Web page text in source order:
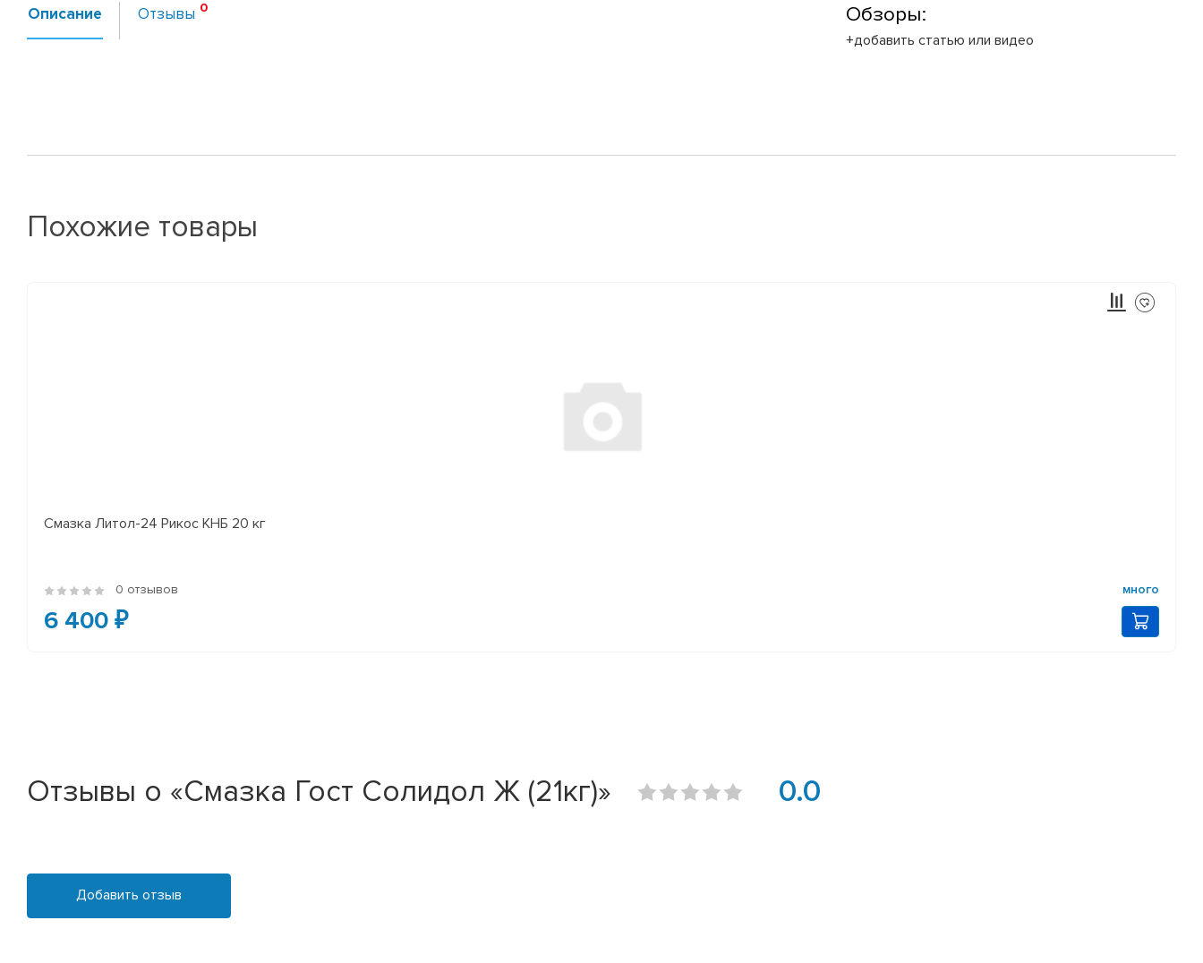
Описание Отзывы Обзоры:
+добавить статью или видео
Похожие товары
Смазка Литол-24 Рикос КНБ 20 кг
0 отзывов много
6 400 ₽
Отзывы о «Смазка Гост Солидол Ж (21кг)» 0.0
Добавить отзыв